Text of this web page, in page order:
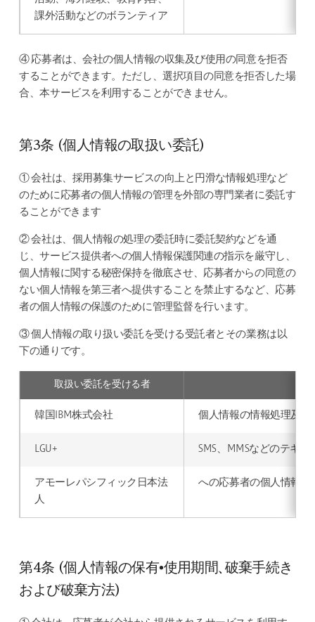
課外活動などのボランティア
④ 応募者は、会社の個人情報の収集及び使用の同意を拒否
することができます。ただし、選択項目の同意を拒否した場
合、本サービスを利用することができません。
第3条 (個人情報の取扱い委託)
① 会社は、採用募集サービスの向上と円滑な情報処理など
のために応募者の個人情報の管理を外部の専門業者に委託す
ることができます
② 会社は、個人情報の処理の委託時に委託契約などを通
じ、サービス提供者への個人情報保護関連の指示を厳守し、
個人情報に関する秘密保持を徹底させ、応募者からの同意の
ない個人情報を第三者へ提供することを禁止するなど、応募
者の個人情報の保護のために管理監督を行います。
③ 個人情報の取り扱い委託を受ける受託者とその業務は以
下の通りです。
取扱い委託を受ける者
韓国IBM株式会社 個人情報の情報処理及
LGU+ SMS、MMSなどのテキ
アモーレパシフィック日本法
人
への応募者の個人情報の
第4条 (個人情報の保有•使用期間、破棄手続き
および破棄方法)